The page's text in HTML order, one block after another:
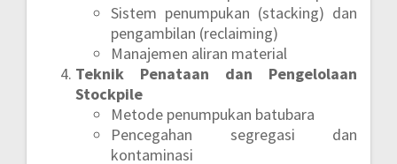
Sistem penumpukan (stacking) dan
pengambilan (reclaiming)
Manajemen aliran material
Teknik Penataan dan Pengelolaan
Stockpile
Metode penumpukan batubara
Pencegahan segregasi dan
kontaminasi